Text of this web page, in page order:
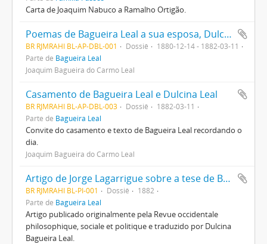
Carta de Joaquim Nabuco a Ramalho Ortigão.
Poemas de Bagueira Leal a sua esposa, Dulcina Leal
BR RJMRAHI BL-AP-DBL-001 Dossiê
1880-12-14 - 1882-03-11
Parte de Bagueira Leal
Joaquim Bagueira do Carmo Leal
Casamento de Bagueira Leal e Dulcina Leal
BR RJMRAHI BL-AP-DBL-003 Dossiê
1882-03-11
Parte de Bagueira Leal
Convite do casamento e texto de Bagueira Leal recordando o
dia.
Joaquim Bagueira do Carmo Leal
Artigo de Jorge Lagarrigue sobre a tese de Bagueira Leal
BR RJMRAHI BL-PI-001 Dossiê
1882
Parte de Bagueira Leal
Artigo publicado originalmente pela Revue occidentale
philosophique, sociale et politique e traduzido por Dulcina
Bagueira Leal.